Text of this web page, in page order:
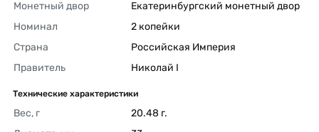
Монетный двор
Екатеринбургский монетный двор
Номинал
2 копейки
Страна
Российская Империя
Правитель
Николай I
Технические характеристики
Вес, г
20.48 г.